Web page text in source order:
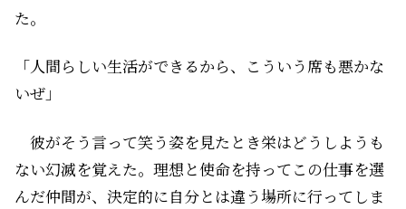
た。
「人間らしい生活ができるから、こういう席も悪かな
いぜ」
彼がそう言って笑う姿を見たとき栄はどうしようも
ない幻滅を覚えた。理想と使命を持ってこの仕事を選
んだ仲間が、決定的に自分とは違う場所に行ってしま